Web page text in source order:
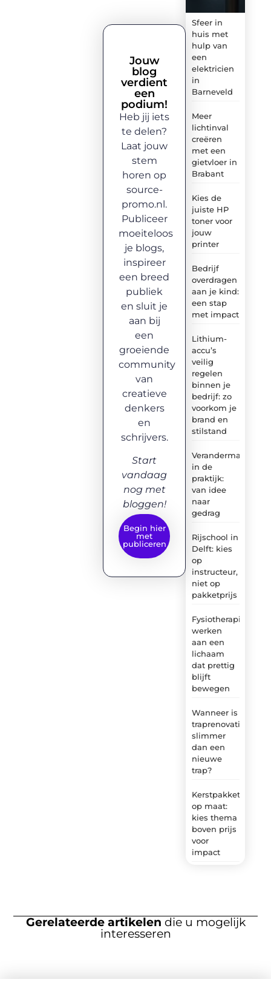
Sfeer in
huis met
hulp van
een
elektricien
in
Barneveld
Meer
lichtinval
creëren
met een
gietvloer in
Brabant
Kies de
juiste HP
toner voor
jouw
printer
Bedrijf
overdragen
aan je kind:
een stap
met impact
Lithium-
accu’s
veilig
regelen
binnen je
bedrijf: zo
voorkom je
brand en
stilstand
in de
praktijk:
van idee
naar
gedrag
Rijschool in
Delft: kies
op
instructeur,
niet op
pakketprijs
Fysiotherapie:
werken
aan een
lichaam
dat prettig
blijft
bewegen
Wanneer is
traprenovatie
slimmer
dan een
nieuwe
trap?
Kerstpakket
op maat:
kies thema
boven prijs
voor
impact
Jouw
blog
verdient
een
podium!
Heb jij iets
te delen?
Laat jouw
stem
horen op
source-
promo.nl.
Publiceer
moeiteloos
je blogs,
inspireer
een breed
publiek
en sluit je
aan bij
een
groeiende
community
van
creatieve
denkers
en
schrijvers.
Start
vandaag
nog met
bloggen!
Begin hier
met
publiceren
Gerelateerde artikelen die u mogelijk
interesseren